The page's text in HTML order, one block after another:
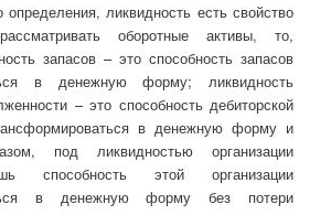
определения, ликвидность есть свойство
оборотные активы, то,
запасов – это способность запасов
в денежную форму; ликвидность
– это способность дебиторской
в денежную форму и
под ликвидностью организации
способность этой организации
в денежную форму без потери